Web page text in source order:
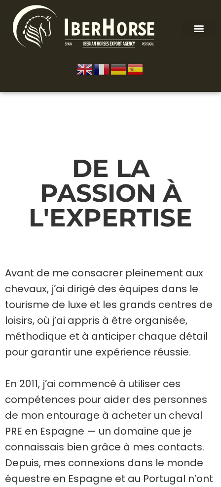
DE LA
PASSION À
L'EXPERTISE
Avant de me consacrer pleinement aux
chevaux, j’ai dirigé des équipes dans le
tourisme de luxe et les grands centres de
loisirs, où j’ai appris à être organisée,
méthodique et à anticiper chaque détail
pour garantir une expérience réussie.
En 2011, j’ai commencé à utiliser ces
compétences pour aider des personnes
de mon entourage à acheter un cheval
PRE en Espagne — un domaine que je
connaissais bien grâce à mes contacts.
Depuis, mes connexions dans le monde
équestre en Espagne et au Portugal n’ont